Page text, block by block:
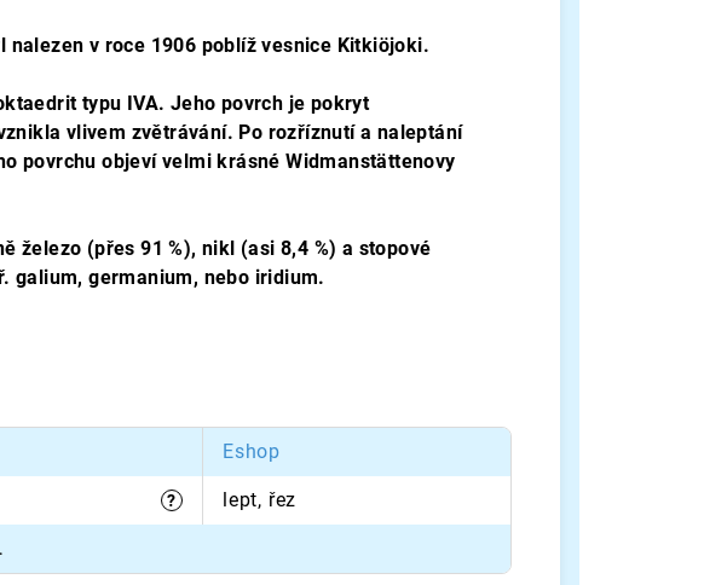
v roce 1906 poblíž vesnice Kitkiöjoki.
typu IVA. Jeho povrch je pokryt
vlivem zvětrávání. Po rozříznutí a naleptání
povrchu objeví velmi krásné Widmanstättenovy
železo (přes 91 %), nikl (asi 8,4 %) a stopové
galium, germanium, nebo iridium.
Eshop
? lept, řez